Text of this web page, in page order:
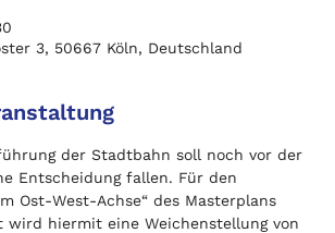
3, 50667 Köln, Deutschland
der Stadtbahn soll noch vor der
Entscheidung fallen. Für den
Ost-West-Achse“ des Masterplans
wird hiermit eine Weichenstellung von